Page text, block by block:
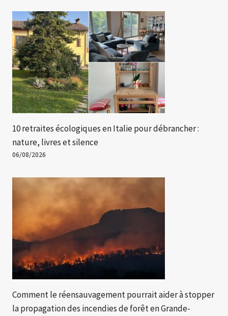
10 retraites écologiques en Italie pour débrancher :
nature, livres et silence
06/08/2026
Comment le réensauvagement pourrait aider à stopper
la propagation des incendies de forêt en Grande-